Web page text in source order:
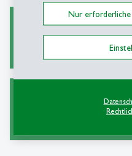
Nur
Masterarbeiten